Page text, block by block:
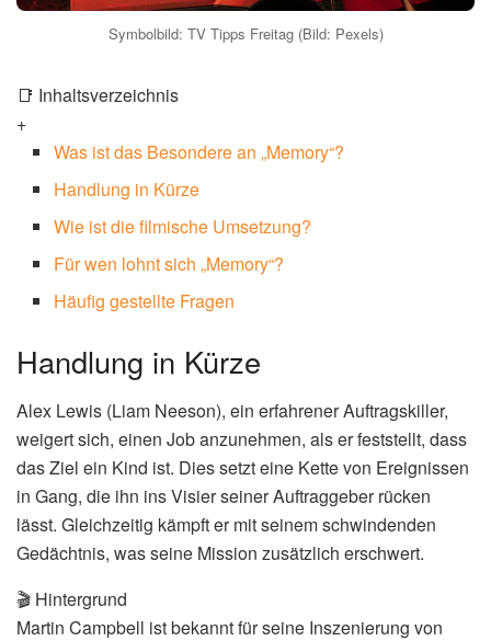
Symbolbild: TV Tipps Freitag (Bild: Pexels)
📑 Inhaltsverzeichnis
+
Was ist das Besondere an „Memory“?
Handlung in Kürze
Wie ist die filmische Umsetzung?
Für wen lohnt sich „Memory“?
Häufig gestellte Fragen
Handlung in Kürze
Alex Lewis (Liam Neeson), ein erfahrener Auftragskiller,
weigert sich, einen Job anzunehmen, als er feststellt, dass
das Ziel ein Kind ist. Dies setzt eine Kette von Ereignissen
in Gang, die ihn ins Visier seiner Auftraggeber rücken
lässt. Gleichzeitig kämpft er mit seinem schwindenden
Gedächtnis, was seine Mission zusätzlich erschwert.
🎬 Hintergrund
Martin Campbell ist bekannt für seine Inszenierung von